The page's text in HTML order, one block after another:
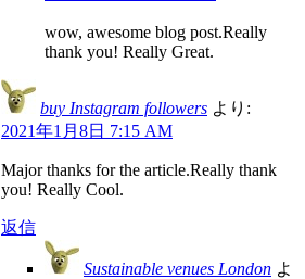
wow, awesome blog post.Really
thank you! Really Great.
buy Instagram followers より:
2021年1月8日 7:15 AM
Major thanks for the article.Really thank
you! Really Cool.
返信
Sustainable venues London よ